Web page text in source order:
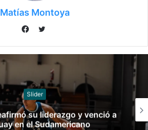
Matías Montoya
Twitter
Pesas
Confirmado el equipo de
Santa Fe 2026